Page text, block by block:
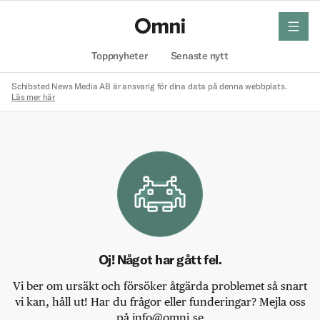
Toppnyheter Senaste nytt
meny
Schibsted News Media AB är ansvarig för dina data på denna webbplats.
Läs mer här
Oj! Något har gått fel.
Vi ber om ursäkt och försöker åtgärda problemet så snart
vi kan, håll ut! Har du frågor eller funderingar? Mejla oss